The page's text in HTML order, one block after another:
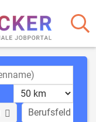
Berufsfeld